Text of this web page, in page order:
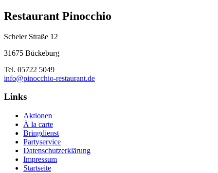
Restaurant Pinocchio
Scheier Straße 12
31675 Bückeburg
Tel. 05722 5049
info@pinocchio-restaurant.de
Links
Aktionen
À la carte
Bringdienst
Partyservice
Datenschutzerklärung
Impressum
Startseite